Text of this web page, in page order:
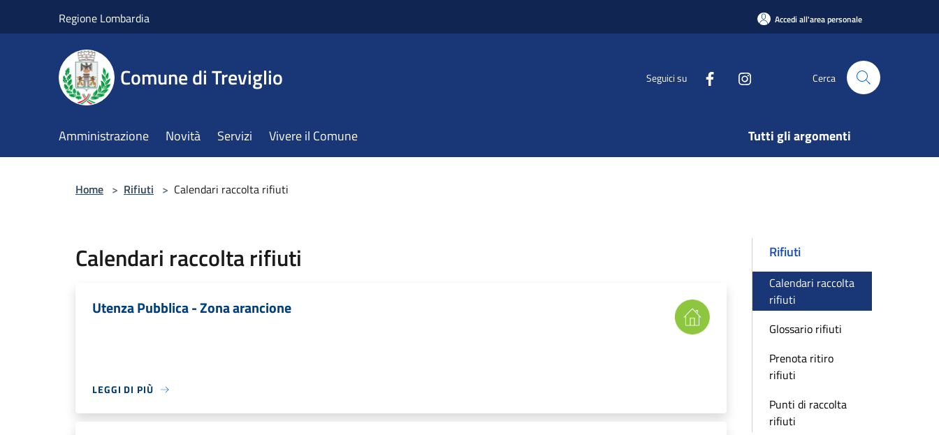
Regione Lombardia Accedi all'area personale
Comune di Treviglio Seguici su Cerca
Amministrazione Novità Servizi Vivere il Comune Tutti gli argomenti
Home > Rifiuti > Calendari raccolta rifiuti
Calendari raccolta rifiuti
Utenza Pubblica - Zona arancione
LEGGI DI PIÙ
Rifiuti
Calendari raccolta
rifiuti
Glossario rifiuti
Prenota ritiro
rifiuti
Punti di raccolta
rifiuti